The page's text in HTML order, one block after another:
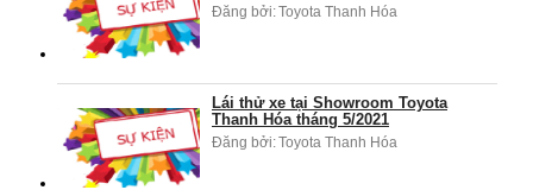
Đăng bởi:Toyota Thanh Hóa
Lái thử xe tại Showroom Toyota
Thanh Hóa tháng 5/2021
Đăng bởi:Toyota Thanh Hóa